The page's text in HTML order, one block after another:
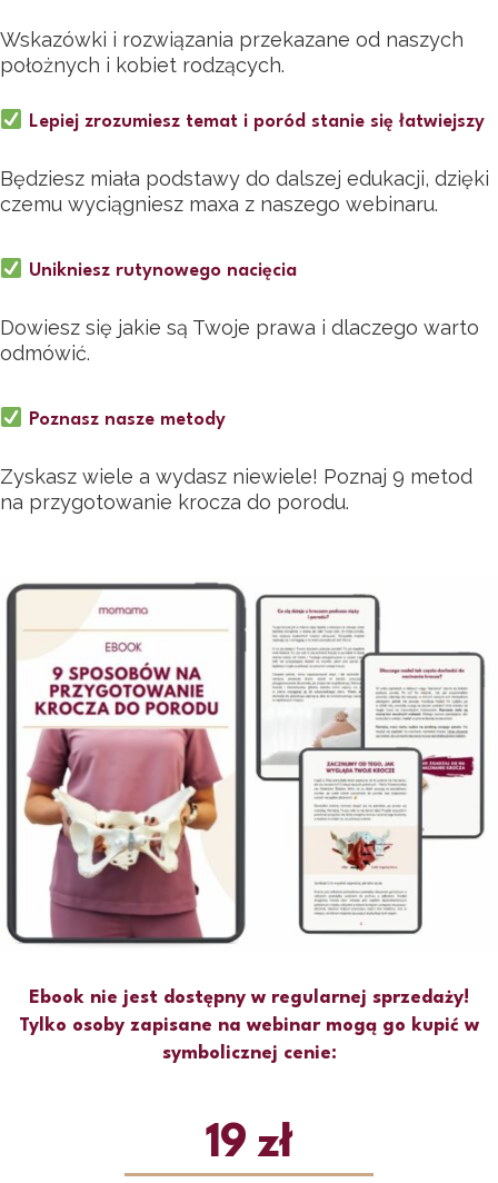
Wskazówki i rozwiązania przekazane od naszych
położnych i kobiet rodzących.
Lepiej zrozumiesz temat i poród stanie się łatwiejszy
Będziesz miała podstawy do dalszej edukacji, dzięki
czemu wyciągniesz maxa z naszego webinaru.
Unikniesz rutynowego nacięcia
Dowiesz się jakie są Twoje prawa i dlaczego warto
odmówić.
Poznasz nasze metody
Zyskasz wiele a wydasz niewiele! Poznaj 9 metod
na przygotowanie krocza do porodu.
Ebook nie jest dostępny w regularnej sprzedaży!
Tylko osoby zapisane na webinar mogą go kupić w
symbolicznej cenie:
19 zł